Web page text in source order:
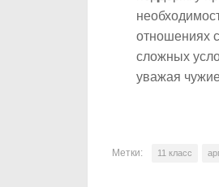
отношениях
сложных
уважая
Метки: 11 класс